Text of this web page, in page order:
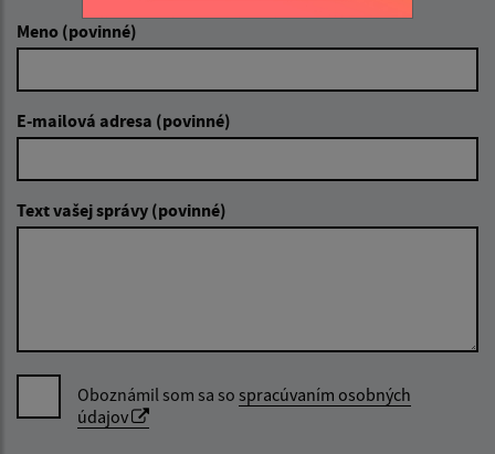
Meno (povinné)
E-mailová adresa (povinné)
Text vašej správy (povinné)
Oboznámil som sa so spracúvaním osobných
údajov